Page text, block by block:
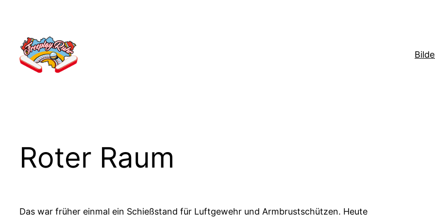
springen
Roter Raum
Das war früher einmal ein Schießstand für Luftgewehr und Armbrustschützen. Heute